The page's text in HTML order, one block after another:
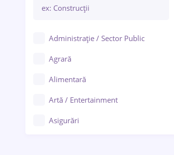
Administrație / Sector Public
Agrară
Alimentară
Artă / Entertainment
Asigurări